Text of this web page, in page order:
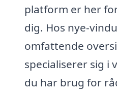
platform er her
dig. Hos nye-
omfattende
specialiserer sig i
du har brug for